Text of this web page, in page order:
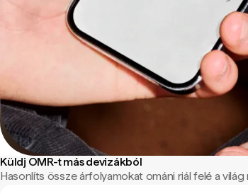
Küldj OMR-t más devizákból
Hasonlíts össze árfolyamokat ománi riál felé a világ